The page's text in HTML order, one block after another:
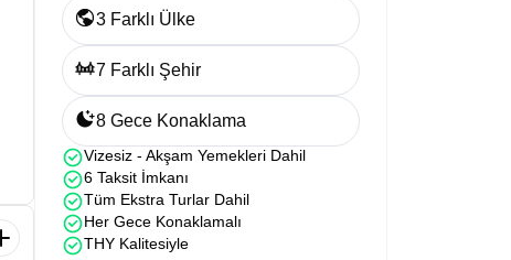
3 Farklı Ülke
7 Farklı Şehir
8 Gece Konaklama
Vizesiz - Akşam Yemekleri Dahil
6 Taksit İmkanı
Tüm Ekstra Turlar Dahil
Her Gece Konaklamalı
THY Kalitesiyle